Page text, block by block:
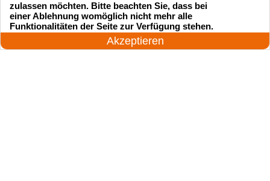
Startseite Einsatzgebiete
Preise
24 Stunden am Tag
Akzeptieren
zulassen möchten. Bitte beachten Sie, dass bei
einer Ablehnung womöglich nicht mehr alle
Funktionalitäten der Seite zur Verfügung stehen.